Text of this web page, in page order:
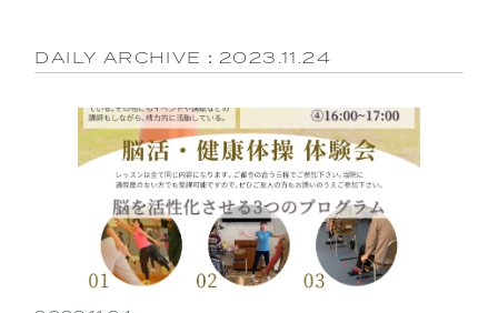
DAILY ARCHIVE： 2023.11.24